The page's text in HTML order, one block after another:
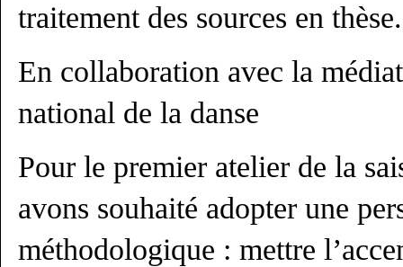
traitement des sources en thèse.
En collaboration avec la
national de la danse
Pour le premier atelier de la
avons souhaité adopter une
méthodologique : mettre